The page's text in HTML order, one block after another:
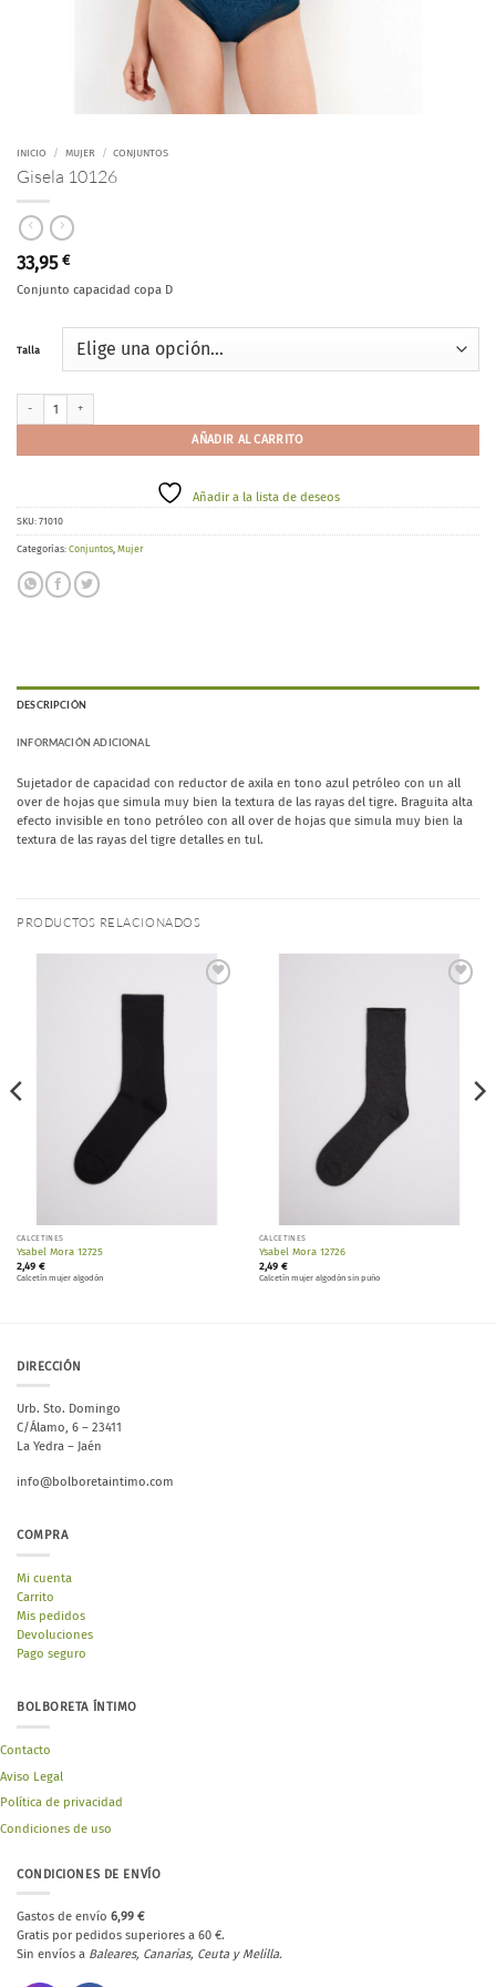
INICIO / MUJER / CONJUNTOS
Gisela 10126
33,95 €
Conjunto capacidad copa D
Talla
AÑADIR AL CARRITO
Añadir a la lista de deseos
SKU: 71010
Categorías: Conjuntos Mujer
DESCRIPCIÓN
INFORMACIÓN ADICIONAL
Sujetador de capacidad con reductor de axila en tono azul petróleo con un all
over de hojas que simula muy bien la textura de las rayas del tigre. Braguita alta
efecto invisible en tono petróleo con all over de hojas que simula muy bien la
textura de las rayas del tigre detalles en tul.
PRODUCTOS RELACIONADOS
CALCETINES
Ysabel Mora 12725
2,49 €
Calcetín mujer algodón
CALCETINES
Ysabel Mora 12726
2,49 €
Calcetín mujer algodón sin puño
DIRECCIÓN
Urb. Sto. Domingo
C/Álamo, 6 – 23411
La Yedra – Jaén
info@bolboretaintimo.com
COMPRA
Mi cuenta
Carrito
Mis pedidos
Devoluciones
Pago seguro
BOLBORETA ÍNTIMO
Contacto
Aviso Legal
Política de privacidad
Condiciones de uso
CONDICIONES DE ENVÍO
Gastos de envío 6,99 €
Gratis por pedidos superiores a 60 €.
Sin envíos a Baleares, Canarias, Ceuta y Melilla.